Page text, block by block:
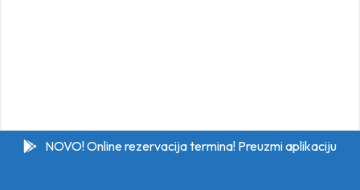
NOVO! Online rezervacija termina! Preuzmi aplikaciju